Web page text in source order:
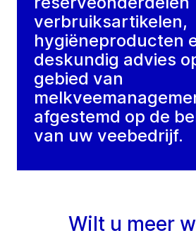
verbruiksartikelen,
hygiëneproducten
deskundig advies
gebied van
afgestemd op de
van uw veebedrijf.
Wilt u meer